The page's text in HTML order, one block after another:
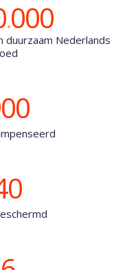
.000
duurzaam Nederlands